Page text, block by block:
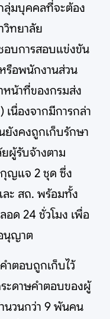
กลุ่มบุคคลที่จะต้อง
วิทยาลัย
อบการสอบแข่งขัน
รือพนักงานส่วน
หน้าที่ของกรมส่ง
นื่องจากมีการกล่า
ยังคงถูกเก็บรักษา
ผู้รับจ้างตาม
กุญแจ 2 ชุด ซึ่ง
ละ สถ. พร้อมทั้ง
อด 24 ชั่วโมง เพื่อ
นุญาต
ำตอบถูกเก็บไว้
ะดาษคำตอบของผู้
วนกว่า 9 พันคน